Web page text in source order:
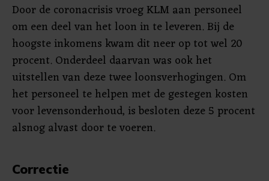
Door de coronacrisis vroeg KLM aan personeel
om een deel van het loon in te leveren. Bij de
hoogste inkomens kwam dit neer op tot wel 20
procent. Onderdeel daarvan was ook het
uitstellen van deze twee loonsverhogingen. Om
het personeel te helpen met de gestegen kosten
voor levensonderhoud, is besloten deze 5 procent
alsnog alvast door te voeren.
Correctie